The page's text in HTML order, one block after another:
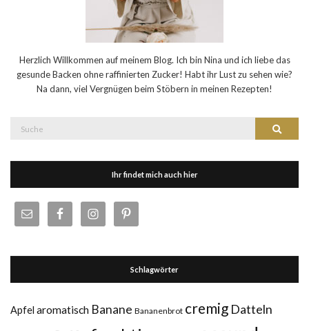
Herzlich Willkommen auf meinem Blog. Ich bin Nina und ich liebe das
gesunde Backen ohne raffinierten Zucker! Habt ihr Lust zu sehen wie?
Na dann, viel Vergnügen beim Stöbern in meinen Rezepten!
Suche
Ihr findet mich auch hier
Schlagwörter
Apfel aromatisch Banane Bananenbrot cremig Datteln